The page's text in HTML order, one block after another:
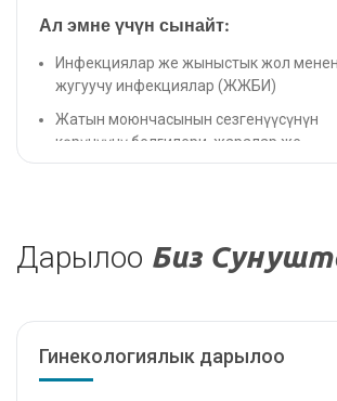
Ал эмне үчүн сынайт:
Инфекциялар же жыныстык жол менен
жугуучу инфекциялар (ЖЖБИ)
Жатын моюнчасынын сезгенүүсүнүн
көрүнүүчү белгилери, жаралар же
массалар
Жамбаштын оорушу же түшүнүксүз кан
агуу
Структуралык аномалиялар
Дарылоо Биз
Гинекологиялык дарылоо